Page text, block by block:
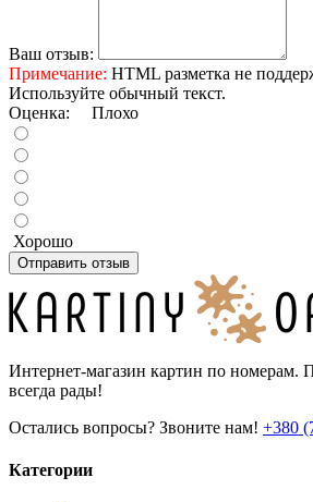
Ваш отзыв:
Примечание: HTML разметка не
Используйте обычный текст.
Оценка: Плохо
Хорошо
Отправить отзыв
Интернет-магазин картин по
всегда рады!
Остались вопросы? Звоните нам! +380
Категории